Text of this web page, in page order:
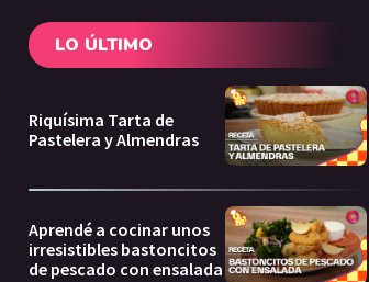
LO ÚLTIMO
Riquísima Tarta de
Pastelera y Almendras
Aprendé a cocinar unos
irresistibles bastoncitos
de pescado con ensalada